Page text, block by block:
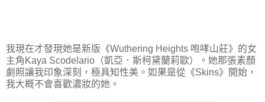
我現在才發現她是新版《Wuthering Heights 咆哮山莊》的女
主角Kaya Scodelario（凱亞．斯柯黛蘭莉歐）。她那張素顏
劇照讓我印象深刻，極具知性美。如果是從《Skins》開始，
我大概不會喜歡濃妝的她。